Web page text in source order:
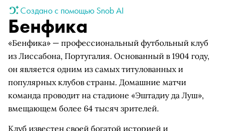
Создано с помощью Snob AI
Бенфика
«Бенфика» — профессиональный футбольный клуб
из Лиссабона, Португалия. Основанный в 1904 году,
он является одним из самых титулованных и
популярных клубов страны. Домашние матчи
команда проводит на стадионе «Эштадиу да Луш»,
вмещающем более 64 тысяч зрителей.
Клуб известен своей богатой историей и